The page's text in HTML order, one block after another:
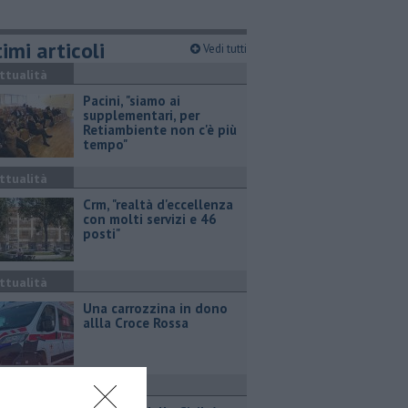
articoli Vedi tutti
Pacini, "siamo ai
supplementari, per
Retiambiente non c'è più
tempo"
Crm, "realtà d'eccellenza
con molti servizi e 46
posti"
Una carrozzina in dono
allla Croce Rossa